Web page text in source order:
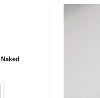
Naked